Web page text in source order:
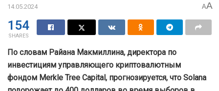
14.05.2024 AA
154
SHARES
По словам Райана Макмиллина, директора по
инвестициям управляющего криптовалютным
фондом Merkle Tree Capital, прогнозируется, что Solana